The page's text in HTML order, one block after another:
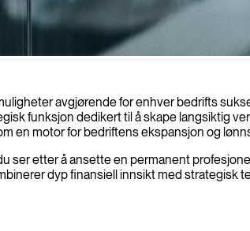
avgjørende for enhver bedrifts
funksjon dedikert til å skape langsiktig
en motor for bedriftens ekspansjon og
etter å ansette en permanent
dyp finansiell innsikt med strategisk